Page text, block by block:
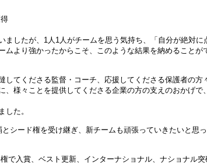
ましたが、1人1人がチームを思う気持ち、「自分が絶対に
ムより強かったからこそ、このような結果を納めることが
してくださる監督・コーチ、応援してくださる保護者の方
、様々ことを提供してくださる企業の方の支えのおかげで
した。
シード権を受け継ぎ、新チームも頑張っていきたいと思
で入賞、ベスト更新、インターナショナル、ナショナル